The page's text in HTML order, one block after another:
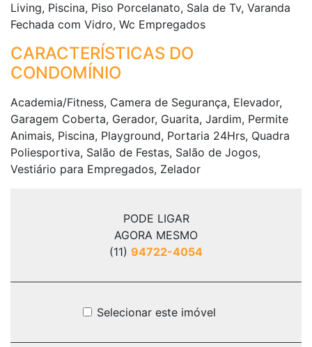
PODE LIGAR
AGORA MESMO
(11) 94722-4054
Selecionar este imóvel
Living, Piscina, Piso Porcelanato, Sala de Tv, Varanda
Fechada com Vidro, Wc Empregados
CARACTERÍSTICAS DO
CONDOMÍNIO
Academia/Fitness, Camera de Segurança, Elevador,
Garagem Coberta, Gerador, Guarita, Jardim, Permite
Animais, Piscina, Playground, Portaria 24Hrs, Quadra
Poliesportiva, Salão de Festas, Salão de Jogos,
Vestiário para Empregados, Zelador